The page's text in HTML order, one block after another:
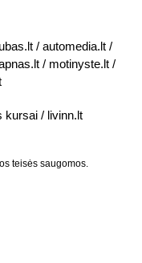
/ automedia.lt/
/ motinyste.lt/
kursai/ livinn.lt
teisės saugomos.